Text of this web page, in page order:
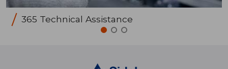
365 Technical Assistance